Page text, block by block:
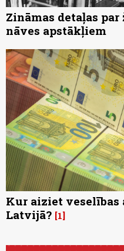
Zināmas detaļas
nāves apstākļiem
Kur aiziet veselības
Latvijā? 1